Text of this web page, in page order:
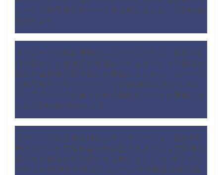
レーシア教育移住サポートを開始しました。 | Shoply
News より
【グローバル資産運用ならマイプロパティ 毎月5万
円で安心した老後資金を積み立てるオフショア保険の
個人年金保険の取り扱いを開始しました に マレーシ
ア教育移住のマイプロパティが2024年11月からマレ
ーシアでメイドを雇うための相談サポートを開始しま
した | Shoply News より
【グローバル資産運用ならマイプロパティ 毎月5万
円で安心した老後資金を積み立てるオフショア保険の
個人年金保険の取り扱いを開始しました に マイプロ
パティが2024年12月からマレーシア不動産投資の購